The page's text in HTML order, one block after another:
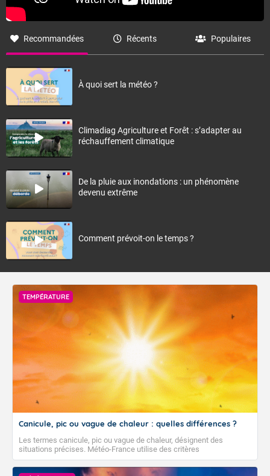
Recommandées Récents Populaires
À quoi sert la météo ?
Climadiag Agriculture et Forêt : s’adapter au
réchauffement climatique
De la pluie aux inondations : un phénomène
devenu extrême
Comment prévoit-on le temps ?
TEMPÉRATURE
Canicule, pic ou vague de chaleur : quelles différences ?
Les termes canicule, pic ou vague de chaleur, désignent des
situations précises. Météo-France utilise des critères
climatologiques pour évaluer et qualifier les épisodes de chaleur qui
peuvent avoir des impacts sanitaires et socio-économiques